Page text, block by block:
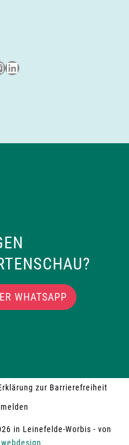
Facebook
uns auf Instagram
LinkedIn
WHATSAPP
in Leinefelde-Worbis - von
zur Barrierefreiheit